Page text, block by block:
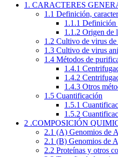
1. CARACTERES
1.1 Definición,
1.1.1 Definición
1.1.2 Origen de
1.2 Cultivo de virus de
1.3 Cultivo de virus
1.4 Métodos de
1.4.1
1.4.2
1.4.3 Otros
1.5 Cuantificación
1.5.1
1.5.2
2 .COMPOSICIÓN
2.1 (A) Genomios de
2.1 (B) Genomios de
2.2 Proteínas y otros